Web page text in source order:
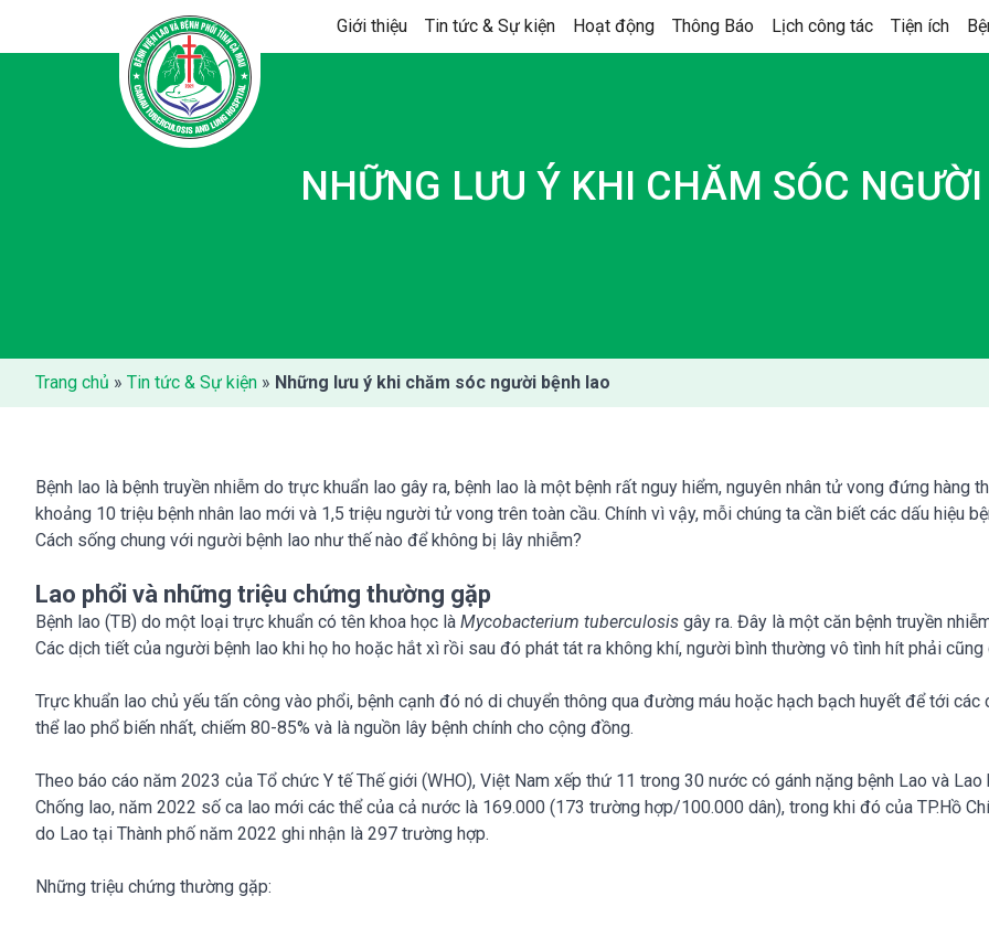
Giới thiệu Tin tức & Sự kiện Hoạt động Thông Báo Lịch công tác Tiện ích
NHỮNG LƯU Ý KHI CHĂM SÓC
Trang chủ » Tin tức & Sự kiện » Những lưu ý khi chăm sóc người bệnh lao
Bệnh lao là bệnh truyền nhiễm do trực khuẩn lao gây ra, bệnh lao là một bệnh rất nguy hiểm, nguyên nhân tử vong đứng hàng
khoảng 10 triệu bệnh nhân lao mới và 1,5 triệu người tử vong trên toàn cầu. Chính vì vậy, mỗi chúng ta cần biết các dấu hiệu
Cách sống chung với người bệnh lao như thế nào để không bị lây nhiễm?
Lao phổi và những triệu chứng thường gặp
Bệnh lao (TB) do một loại trực khuẩn có tên khoa học là Mycobacterium tuberculosis gây ra. Đây là một căn bệnh truyền
Các dịch tiết của người bệnh lao khi họ ho hoặc hắt xì rồi sau đó phát tát ra không khí, người bình thường vô tình hít phải
Trực khuẩn lao chủ yếu tấn công vào phổi, bệnh cạnh đó nó di chuyển thông qua đường máu hoặc hạch bạch huyết để tới
thể lao phổ biến nhất, chiếm 80-85% và là nguồn lây bệnh chính cho cộng đồng.
Theo báo cáo năm 2023 của Tổ chức Y tế Thế giới (WHO), Việt Nam xếp thứ 11 trong 30 nước có gánh nặng bệnh Lao và
Chống lao, năm 2022 số ca lao mới các thể của cả nước là 169.000 (173 trường hợp/100.000 dân), trong khi đó của TP.Hồ
do Lao tại Thành phố năm 2022 ghi nhận là 297 trường hợp.
Những triệu chứng thường gặp: